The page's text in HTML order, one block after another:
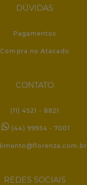
DÚVIDAS
Pagamentos
Compra no Atacado
CONTATO
(11) 4521 - 8821
(44) 99934 - 7001
REDES SOCIAIS